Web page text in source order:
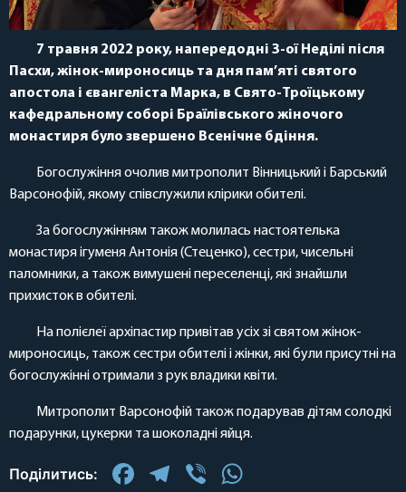
7 травня 2022 року, напередодні 3-ої Неділі після
Пасхи, жінок-мироносиць та дня пам’яті святого
апостола і євангеліста Марка, в Свято-Троїцькому
кафедральному соборі Браїлівського жіночого
монастиря було звершено Всенічне бдіння.
Богослужіння очолив митрополит Вінницький і Барський
Варсонофій, якому співслужили клірики обителі.
За богослужінням також молилась настоятелька
монастиря ігуменя Антонія (Стеценко), сестри, чисельні
паломники, а також вимушені переселенці, які знайшли
прихисток в обителі.
На полієлеї архіпастир привітав усіх зі святом жінок-
мироносиць, також сестри обителі і жінки, які були присутні на
богослужінні отримали з рук владики квіти.
Митрополит Варсонофій також подарував дітям солодкі
подарунки, цукерки та шоколадні яйця.
Поділитись: Facebook
Telegram
Viber